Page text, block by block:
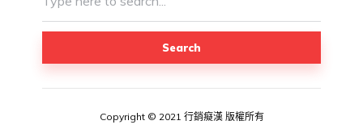
Search
Copyright © 2021 行銷癡漢 版權所有